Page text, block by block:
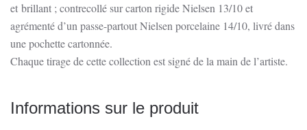
et brillant ; contrecollé sur carton rigide Nielsen 13/10 et
agrémenté d’un passe-partout Nielsen porcelaine 14/10, livré dans
une pochette cartonnée.
Chaque tirage de cette collection est signé de la main de l’artiste.
Informations sur le produit